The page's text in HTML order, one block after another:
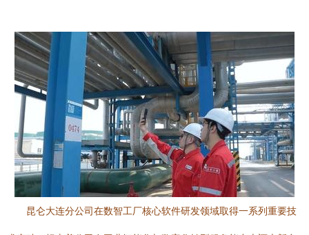
昆仑大连分公司在数智工厂核心软件研发领域取得一系列重要技